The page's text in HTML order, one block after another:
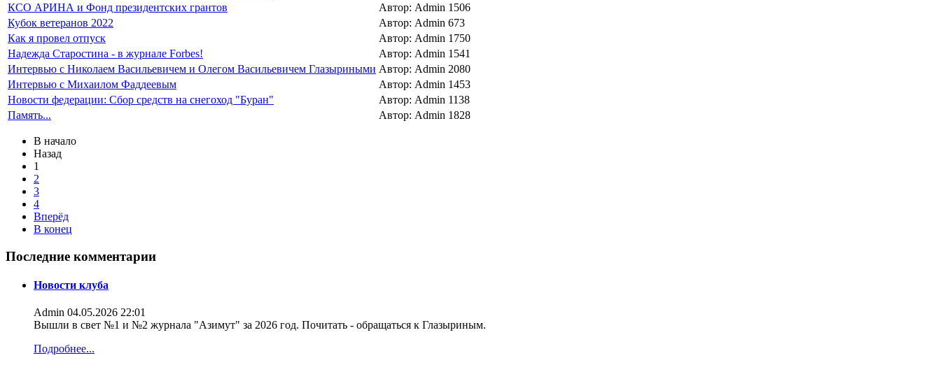
КСО АРИНА и Фонд президентских грантов
Автор: Admin 1506
Кубок ветеранов 2022
Автор: Admin 673
Как я провел отпуск
Автор: Admin 1750
Надежда Старостина - в журнале Forbes!
Автор: Admin 1541
Интервью с Николаем Васильевичем и Олегом Васильевичем Глазыриными Автор: Admin 2080
Интервью с Михаилом Фаддеевым
Автор: Admin 1453
Новости федерации: Сбор средств на снегоход "Буран"
Автор: Admin 1138
Память...
Автор: Admin 1828
В начало
Назад
1
2
3
4
Вперёд
В конец
Последние комментарии
Новости клуба
Admin 04.05.2026 22:01
Вышли в свет №1 и №2 журнала "Азимут" за 2026 год. Почитать - обращаться к Глазыриным.
Подробнее...